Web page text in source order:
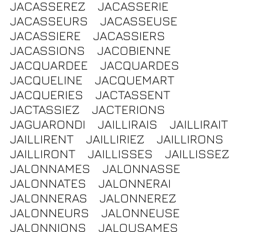
JACASSEREZ
JACASSERIE
JACASSEURS
JACASSEUSE
JACASSIERE
JACASSIERS
JACASSIONS
JACOBIENNE
JACQUARDEE
JACQUARDES
JACQUELINE
JACQUEMART
JACQUERIES
JACTASSENT
JACTASSIEZ
JACTERIONS
JAGUARONDI
JAILLIRAIS
JAILLIRAIT
JAILLIRENT
JAILLIRIEZ
JAILLIRONS
JAILLIRONT
JAILLISSES
JAILLISSEZ
JALONNAMES
JALONNASSE
JALONNATES
JALONNERAI
JALONNERAS
JALONNEREZ
JALONNEURS
JALONNEUSE
JALONNIONS
JALOUSAMES